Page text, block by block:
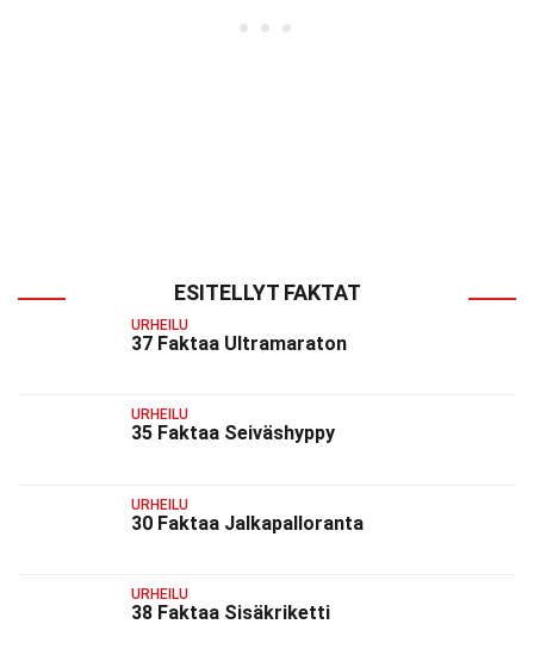
ESITELLYT FAKTAT
URHEILU
37 Faktaa Ultramaraton
URHEILU
35 Faktaa Seiväshyppy
URHEILU
30 Faktaa Jalkapalloranta
URHEILU
38 Faktaa Sisäkriketti